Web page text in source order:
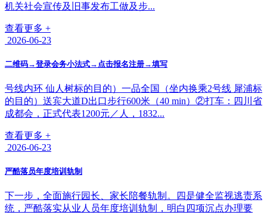
机关社会宣传及旧事发布工做及步...
查看更多 +
2026-06-23
二维码→登录会务小法式→点击报名注册→填写
号线内环 仙人树标的目的）一品全国（坐内换乘2号线 犀浦标
的目的）送宾大道D出口步行600米（40 min）②打车：四川省
成都会，正式代表1200元／人，1832...
查看更多 +
2026-06-23
严酷落员年度培训轨制
下一步，全面施行园长、家长陪餐轨制。四是健全监视逃责系
统，严酷落实从业人员年度培训轨制，明白四项沉点办理要